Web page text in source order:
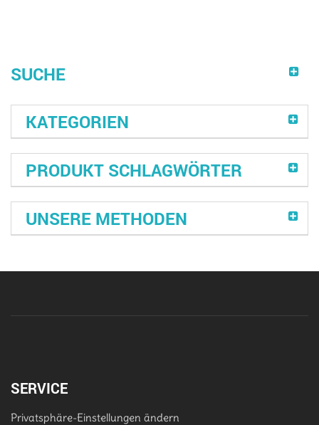
SUCHE
KATEGORIEN
PRODUKT SCHLAGWÖRTER
UNSERE METHODEN
SERVICE
Privatsphäre-Einstellungen ändern